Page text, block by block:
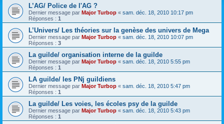
L’AG/ Police de l'AG ?
Dernier message par Major Turbop « sam. déc. 18, 2010 10:17 pm
Réponses : 1
L’Univers/ Les théories sur la genèse des univers de Mega
Dernier message par Major Turbop « sam. déc. 18, 2010 10:07 pm
Réponses : 3
La guilde/ organisation interne de la guilde
Dernier message par Major Turbop « sam. déc. 18, 2010 5:55 pm
Réponses : 1
LA guilde/ les PNj guildiens
Dernier message par Major Turbop « sam. déc. 18, 2010 5:47 pm
Réponses : 1
La guilde/ Les voies, les écoles psy de la guilde
Dernier message par Major Turbop « sam. déc. 18, 2010 5:43 pm
Réponses : 1